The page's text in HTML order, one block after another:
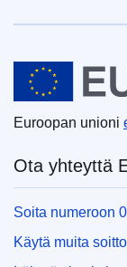
Euroopan
Euroopan unioni
Ota yhteyttä
Soita numeroon
Käytä muita